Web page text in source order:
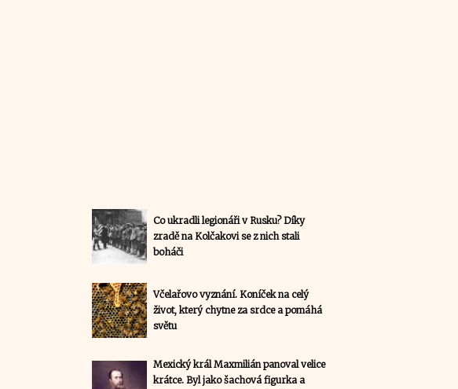
Co ukradli legionáři v Rusku? Díky
zradě na Kolčakovi se z nich stali
boháči
Včelařovo vyznání. Koníček na celý
život, který chytne za srdce a pomáhá
světu
Mexický král Maxmilián panoval velice
krátce. Byl jako šachová figurka a